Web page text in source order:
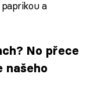
a
No přece
našeho